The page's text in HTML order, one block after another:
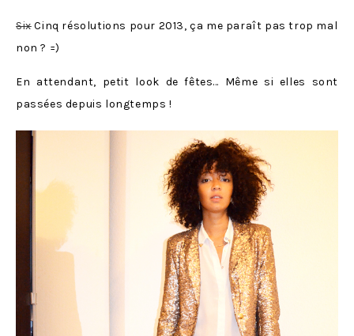
SixCinq résolutions pour 2013, ça me paraît pas trop mal
non ? =)
En attendant, petit look de fêtes… Même si elles sont
passées depuis longtemps !